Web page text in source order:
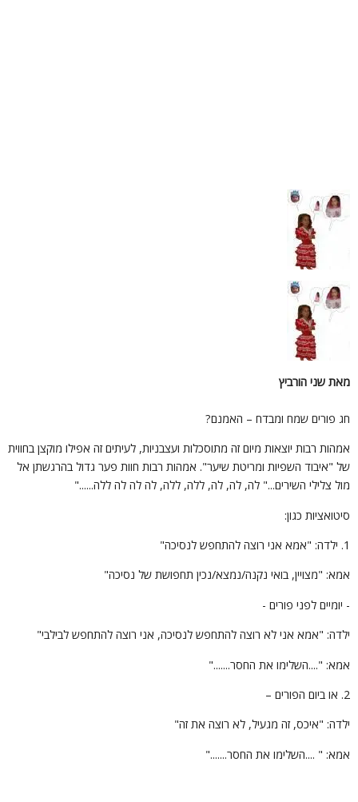
שני הורביץ
פורים שמח ומבדח – האמנם?
רבות יוצאות מיום זה מתוסכלות ועצבניות, לעיתים זה אפילו מוקצן בחווית
"איבוד השפיות ומריטת שיער". אמהות רבות חוות פער גדול בהרגשתן אל
צלילי השירים..." לה, לה, לה, ללה, ללה, לה לה לה ללה......"
כגון:
"מצויין, בואי נקנה/נמצא/נכין תחפושת של נסיכה"
לפני פורים -
"אמא אני לא רוצה להתחפש לנסיכה, אני רוצה להתחפש לבילבי"
"....השלימו את החסר......."
"איכס, זה מגעיל, לא רוצה את זה"
" ....השלימו את החסר......."